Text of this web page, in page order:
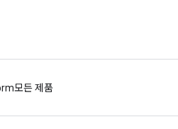
모든 제품